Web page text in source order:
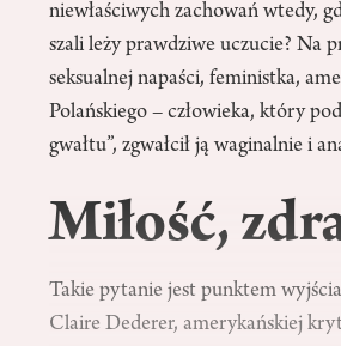
niewłaściwych zachowań wtedy,
szali leży prawdziwe uczucie? Na
seksualnej napaści, feministka,
Polańskiego – człowieka, który
gwałtu”, zgwałcił ją waginalnie i
Miłość,
Takie pytanie jest punktem
Claire Dederer, amerykańskiej